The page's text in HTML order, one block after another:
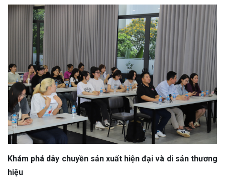
Khám phá dây chuyền sản xuất hiện đại và di sản thương
hiệu